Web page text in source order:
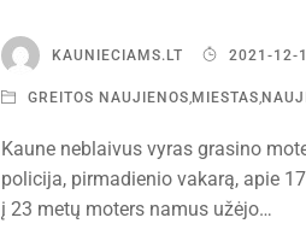
KAUNIECIAMS.LT 2021-12-
GREITOS NAUJIENOS MIESTAS
Kaune neblaivus vyras grasino
policija, pirmadienio vakarą, apie
į 23 metų moters namus užėjo…